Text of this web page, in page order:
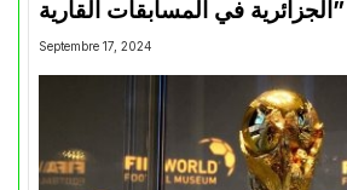
الجزائرية في المسابقات القارية”
Septembre 17, 2024